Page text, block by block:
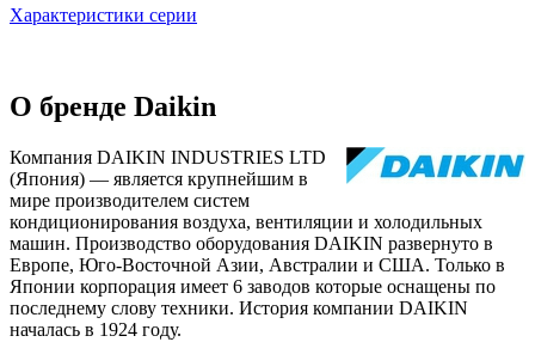
Характеристики серии
О бренде Daikin
Компания DAIKIN INDUSTRIES LTD
(Япония) — является крупнейшим в
мире производителем систем
кондиционирования воздуха, вентиляции и холодильных
машин. Производство оборудования DAIKIN развернуто в
Европе, Юго-Восточной Азии, Австралии и США. Только в
Японии корпорация имеет 6 заводов которые оснащены по
последнему слову техники. История компании DAIKIN
началась в 1924 году.